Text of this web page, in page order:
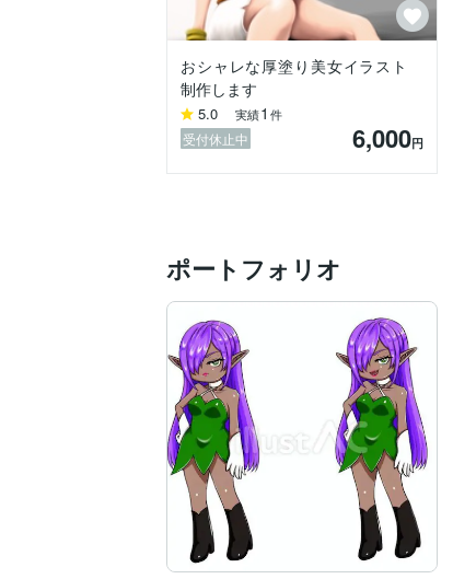
おシャレな厚塗り美女イラスト
制作します
5.0 実績1 件
受付休止中 6,000円
ポートフォリオ